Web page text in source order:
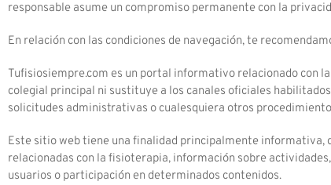
responsable asume un compromiso permanente con la
En relación con las condiciones de navegación, te
Tufisiosiempre.com es un portal informativo relacionado con
colegial principal ni sustituye a los canales oficiales
solicitudes administrativas o cualesquiera otros
Este sitio web tiene una finalidad principalmente
relacionadas con la fisioterapia, información sobre
usuarios o participación en determinados contenidos.